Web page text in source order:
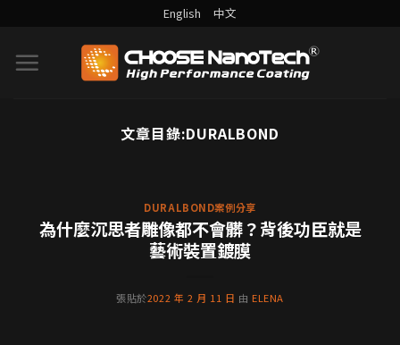
English 中文
文章目錄:DURALBOND
背後功臣就是藝術裝置鍍膜
沉思者，是奧古斯特·羅丹與其學生用大理石和石
膏製作的雕像，目前全世界共有46座沉思者雕像，
DURALBOND案例分享
為什麼沉思者雕像都不會髒？背後功臣就是
藝術裝置鍍膜
張貼於2022 年 2 月 11 日 由 ELENA